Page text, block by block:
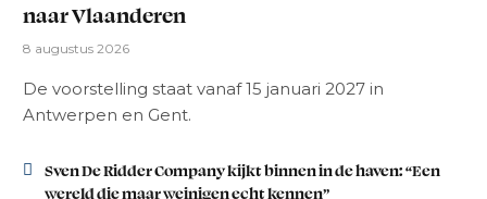
naar Vlaanderen
8 augustus 2026
De voorstelling staat vanaf 15 januari 2027 in
Antwerpen en Gent.
Sven De Ridder Company kijkt binnen in de haven: “Een
wereld die maar weinigen echt kennen”